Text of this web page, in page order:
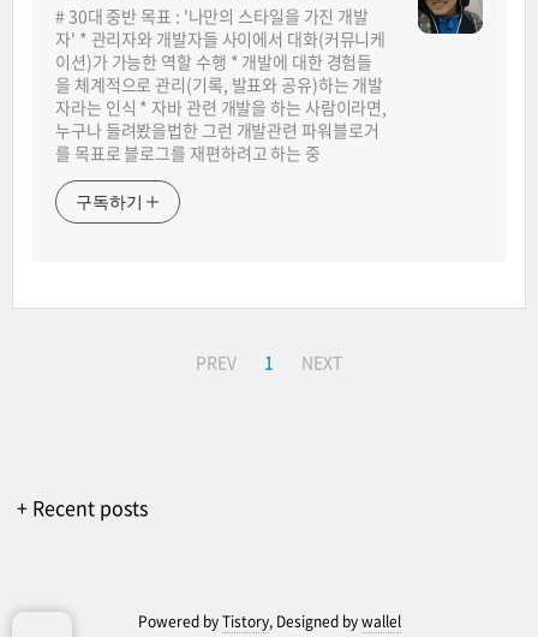
# 30대 중반 목표 : '나만의 스타일을 가진 개발
자' * 관리자와 개발자들 사이에서 대화(커뮤니케
이션)가 가능한 역할 수행 * 개발에 대한 경험들
을 체계적으로 관리(기록, 발표와 공유)하는 개발
자라는 인식 * 자바 관련 개발을 하는 사람이라면,
누구나 들려봤을법한 그런 개발관련 파워블로거
를 목표로 블로그를 재편하려고 하는 중
구독하기
PREV 1 NEXT
+ Recent posts
Powered byTistory, Designed bywallel